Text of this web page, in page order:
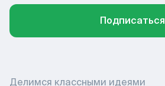
Подписаться
Делимся классными идеями